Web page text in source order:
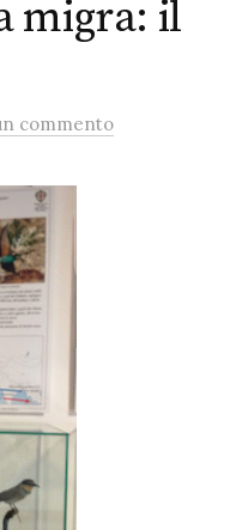
migra: il
commento